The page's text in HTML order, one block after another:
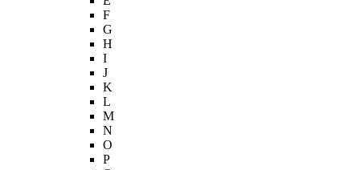
F
G
H
I
J
K
L
M
N
O
P